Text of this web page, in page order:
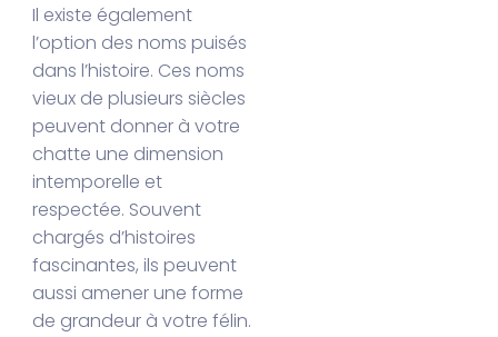
Il existe également
l’option des noms puisés
dans l’histoire. Ces noms
vieux de plusieurs siècles
peuvent donner à votre
chatte une dimension
intemporelle et
respectée. Souvent
chargés d’histoires
fascinantes, ils peuvent
aussi amener une forme
de grandeur à votre félin.